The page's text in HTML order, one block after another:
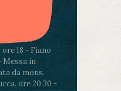
Scuola
in
Liceo
ore 18 - Fiano
Messa in
da mons.
. ore 20.30 -